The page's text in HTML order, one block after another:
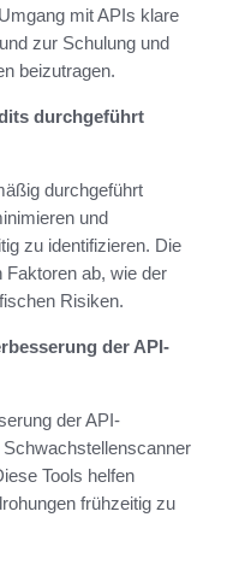
mit APIs klare
zur Schulung und
beizutragen.
durchgeführt
durchgeführt
und
zu identifizieren. Die
Faktoren ab, wie der
Risiken.
der API-
der API-
Tools helfen
frühzeitig zu